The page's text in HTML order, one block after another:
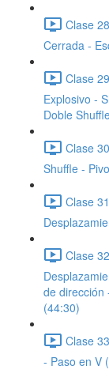
Clase
Cerrada -
Clase
Explosivo -
Doble
Clase
Shuffle -
Clase
Clase
de dirección
(44:30)
Clase
- Paso en V